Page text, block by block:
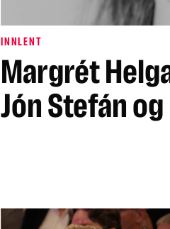
INNLENT
Margrét
Jón Stefán